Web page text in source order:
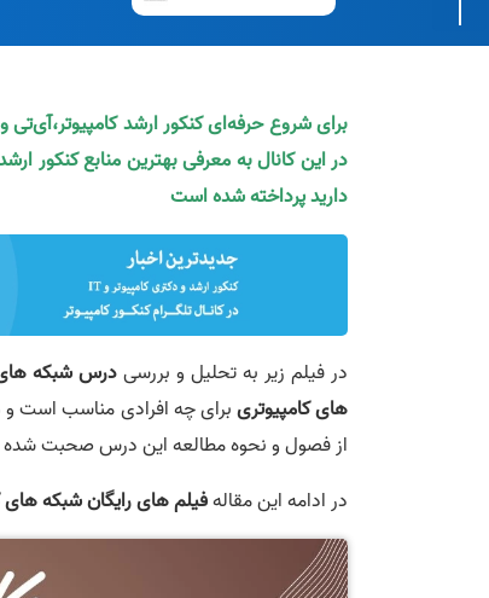
برای شروع حرفه‌ای کنکور ارشد
در این کانال به معرفی بهترین منابع کنکور
دارید پرداخته شده است
در فیلم زیر به تحلیل و بررسیدرس شبکه های
های کامپیوتریبرای چه افرادی مناسب
از فصول و نحوه مطالعه این درس صحبت
در ادامه این مقالهفیلم های رایگان شبکه های